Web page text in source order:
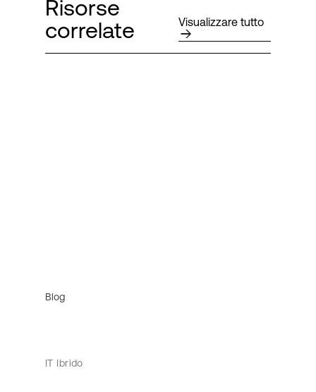
Risorse
correlate
Visualizzare tutto
Blog
IT Ibrido